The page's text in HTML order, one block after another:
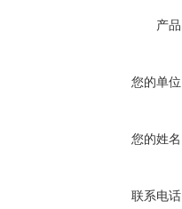
产品
您的单位
您的姓名
联系电话